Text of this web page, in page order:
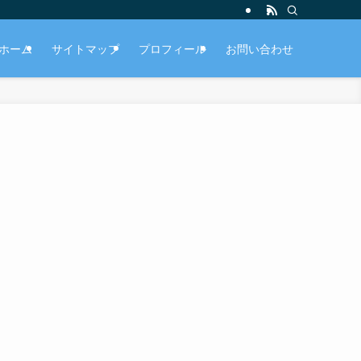
ーム サイトマップ プロフィール お問い合わせ